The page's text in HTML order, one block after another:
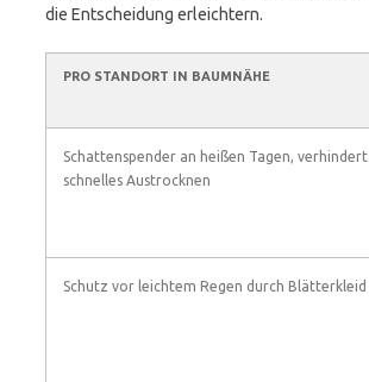
die Entscheidung erleichtern.
PRO STANDORT IN BAUMNÄHE
Schattenspender an heißen Tagen,
schnelles Austrocknen
Schutz vor leichtem Regen durch